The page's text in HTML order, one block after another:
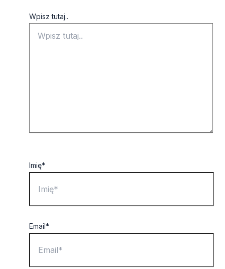
Wpisz tutaj..
Imię*
Email*